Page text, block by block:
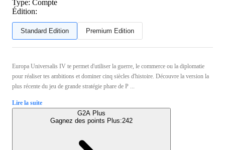
Type: Compte
Édition:
Standard Edition Premium Edition
Europa Universalis IV te permet d'utiliser la guerre, le commerce ou la diplomatie
pour réaliser tes ambitions et dominer cinq siècles d'histoire. Découvre la version la
plus récente du jeu de grande stratégie phare de P ...
Lire la suite
G2A Plus
Gagnez des points Plus:242